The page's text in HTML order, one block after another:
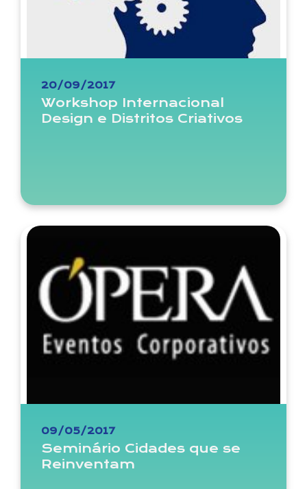
20/09/2017
Workshop Internacional
Design e Distritos Criativos
09/05/2017
Seminário Cidades que se
Reinventam